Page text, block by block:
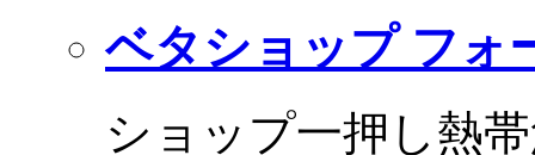
ベタショップ フォ
ショップ一押し熱